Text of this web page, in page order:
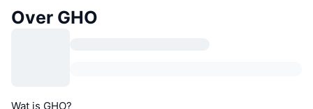
Over GHO
Wat is GHO?